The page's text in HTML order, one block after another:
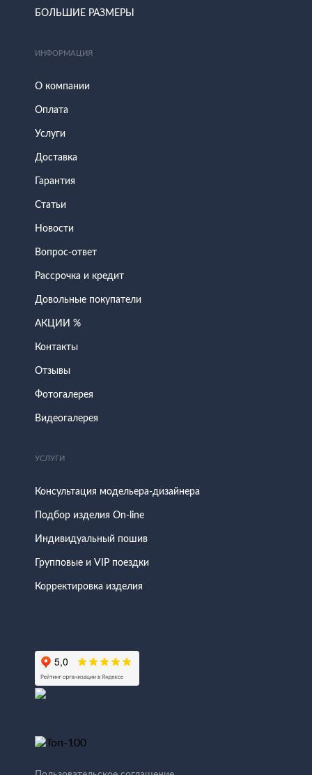
БОЛЬШИЕ РАЗМЕРЫ
ИНФОРМАЦИЯ
О компании
Оплата
Услуги
Доставка
Гарантия
Статьи
Новости
Вопрос-ответ
Рассрочка и кредит
Довольные покупатели
АКЦИИ %
Контакты
Отзывы
Фотогалерея
Видеогалерея
УСЛУГИ
Консультация модельера-дизайнера
Подбор изделия On-line
Индивидуальный пошив
Групповые и VIP поездки
Корректировка изделия